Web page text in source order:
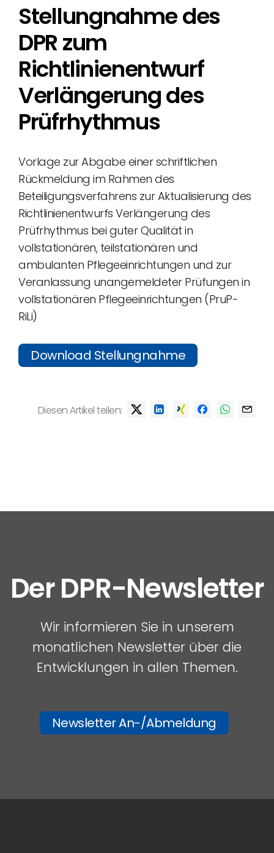
Stellungnahme des
DPR zum
Richtlinienentwurf
Verlängerung des
Prüfrhythmus
Vorlage zur Abgabe einer schriftlichen
Rückmeldung im Rahmen des
Beteiligungsverfahrens zur Aktualisierung des
Richtlinienentwurfs Verlängerung des
Prüfrhythmus bei guter Qualität in
vollstationären, teilstationären und
ambulanten Pflegeeinrichtungen und zur
Veranlassung unangemeldeter Prüfungen in
vollstationären Pflegeeinrichtungen (PruP-
RiLi)
Download Stellungnahme
Diesen Artikel teilen:
Der DPR-Newsletter
Wir informieren Sie in unserem
monatlichen Newsletter über die
Entwicklungen in allen Themen.
Newsletter An-/Abmeldung